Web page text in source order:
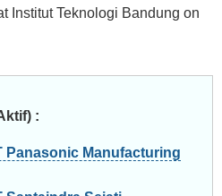
Institut Teknologi Bandung on
:
Panasonic Manufacturing